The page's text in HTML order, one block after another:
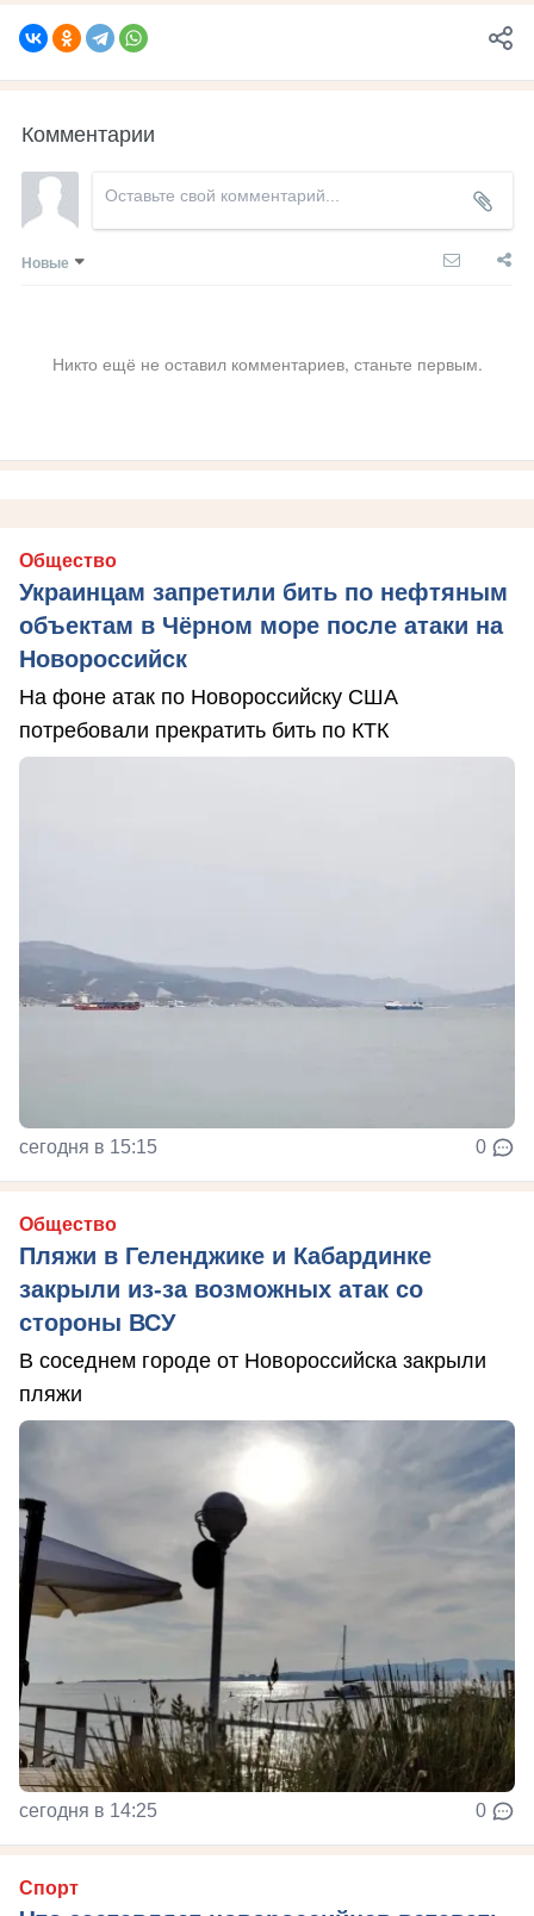
Комментарии
Новые
Никто ещё не оставил комментариев, станьте первым.
Общество
Украинцам запретили бить по нефтяным
объектам в Чёрном море после атаки на
Новороссийск
На фоне атак по Новороссийску США
потребовали прекратить бить по КТК
сегодня в 15:15 0
Общество
Пляжи в Геленджике и Кабардинке
закрыли из-за возможных атак со
стороны ВСУ
В соседнем городе от Новороссийска закрыли
пляжи
сегодня в 14:25 0
Спорт